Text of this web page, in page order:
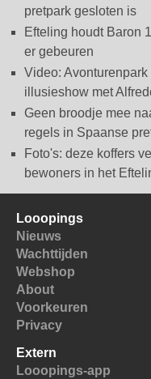
pretpark gesloten is
Efteling houdt Baron
er gebeuren
Video:
illusieshow met
Geen broodje mee
regels in Spaanse
Foto's: deze koffers
bewoners in het
Looopings
Nieuws
Wachttijden
Webshop
About
Voorkeuren
Privacy
Extern
Looopings-app